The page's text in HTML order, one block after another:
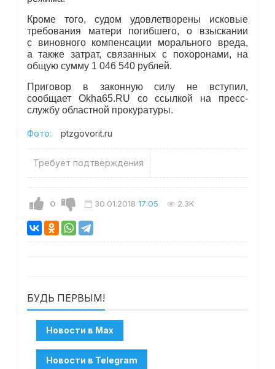
Кроме того, судом удовлетворены исковые
требования матери погибшего, о взыскании
с виновного компенсации морального вреда,
а также затрат, связанных с похоронами, на
общую сумму 1 046 540 рублей.
Приговор в законную силу не вступил,
сообщает Okha65.RU со ссылкой на пресс-
службу областной прокуратуры.
Фото: ptzgovorit.ru
Требует подтверждения
0 30.01.2018 17:05 2.3K
БУДЬ ПЕРВЫМ!